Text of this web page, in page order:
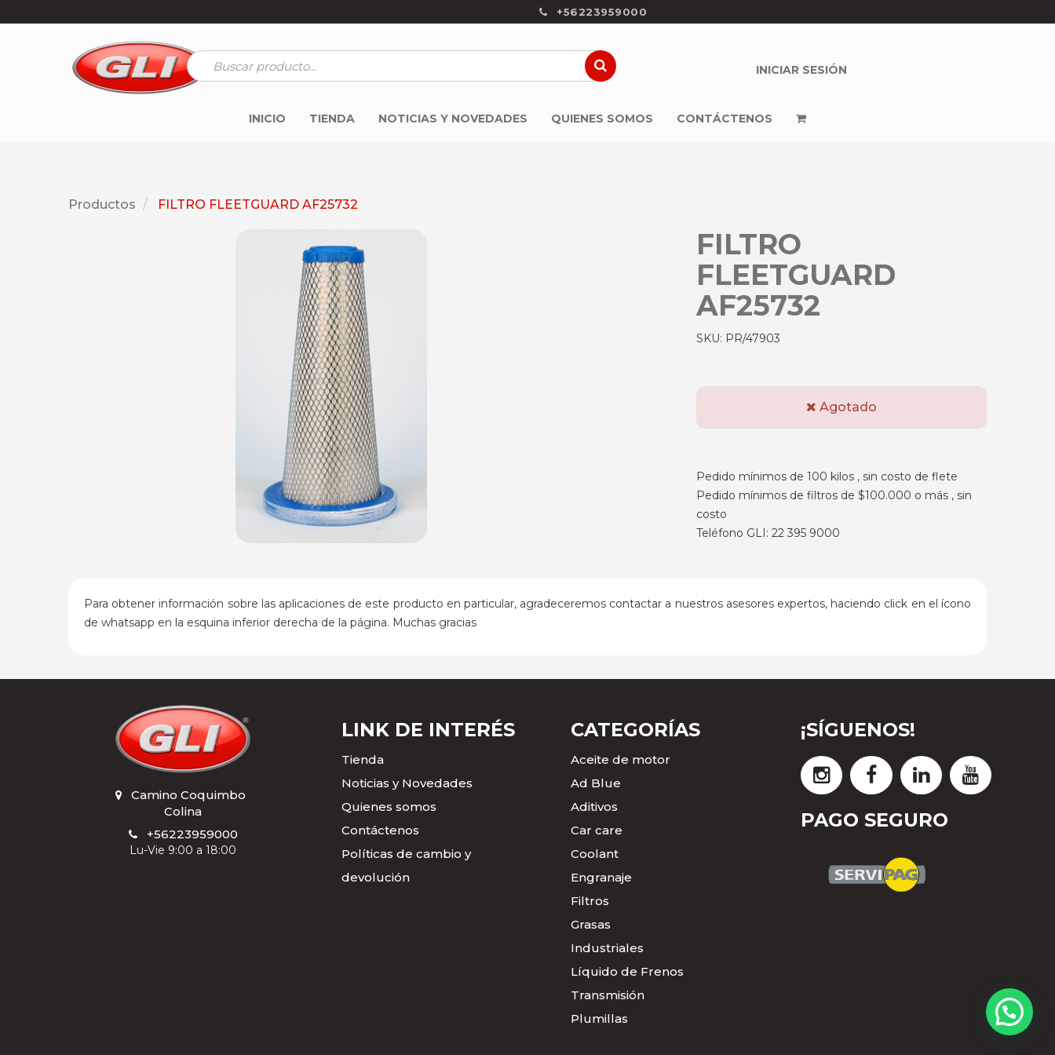
+56223959000
INICIAR SESIÓN
INICIO TIENDA NOTICIAS Y NOVEDADES QUIENES SOMOS CONTÁCTENOS
Productos FILTRO FLEETGUARD AF25732
FILTRO
FLEETGUARD
AF25732
SKU: PR/47903
Agotado
Pedido mínimos de 100 kilos , sin costo de flete
Pedido mínimos de filtros de $100.000 o más , sin
costo
Teléfono GLI: 22 395 9000
Para obtener información sobre las aplicaciones de este producto en particular, agradeceremos contactar a nuestros asesores expertos, haciendo click en el ícono
de whatsapp en la esquina inferior derecha de la página. Muchas gracias
Camino Coquimbo
Colina
+56223959000
Lu-Vie 9:00 a 18:00
LINK DE INTERÉS
Tienda
Noticias y Novedades
Quienes somos
Contáctenos
Políticas de cambio y
devolución
CATEGORÍAS
Aceite de motor
Ad Blue
Aditivos
Car care
Coolant
Engranaje
Filtros
Grasas
Industriales
Líquido de Frenos
Transmisión
Plumillas
¡SÍGUENOS!
PAGO SEGURO